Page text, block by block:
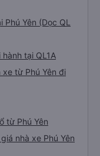
Yên (Dọc QL
tại QL1A
từ Phú Yên đi
từ Phú Yên
nhà xe Phú Yên